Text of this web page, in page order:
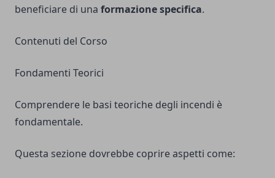
beneficiare di una formazione specifica.
Contenuti del Corso
Fondamenti Teorici
Comprendere le basi teoriche degli incendi è
fondamentale.
Questa sezione dovrebbe coprire aspetti come: